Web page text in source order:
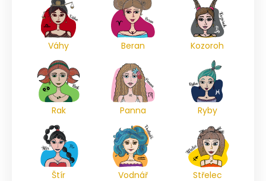
Váhy Beran Kozoroh
Rak Panna Ryby
Štír Vodnář Střelec